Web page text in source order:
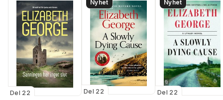
Del 22
Nyhet
Del 22
Nyhet
Del 22